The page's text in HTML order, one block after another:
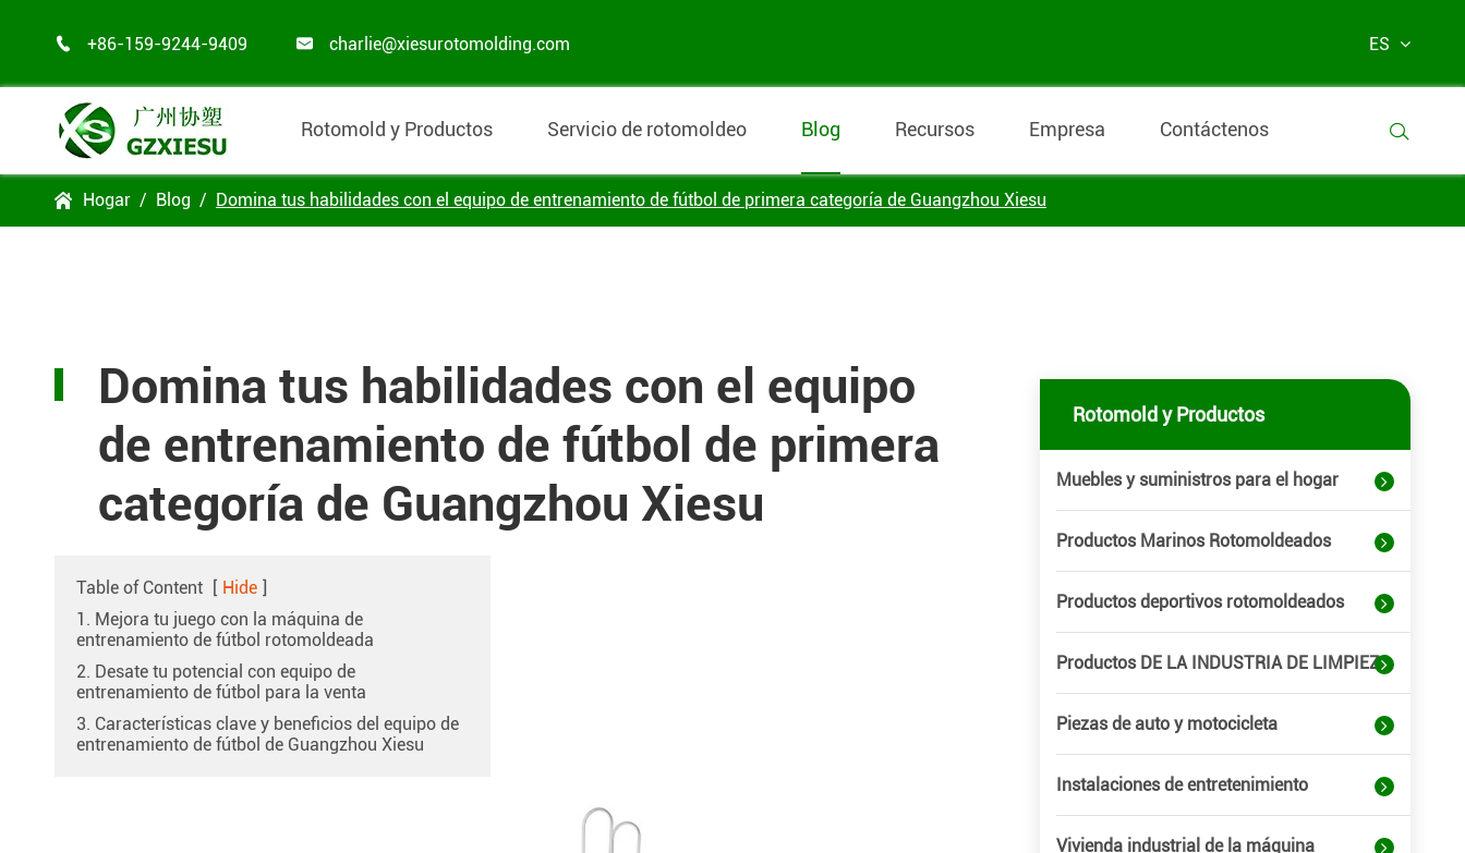
 +86-159-9244-9409  charlie@xiesurotomolding.com ES
Rotomold y Productos Servicio de rotomoldeo Blog Recursos Empresa Contáctenos 
 Hogar Blog Domina tus habilidades con el equipo de entrenamiento de fútbol de primera categoría de Guangzhou Xiesu
Domina tus habilidades con el equipo
de entrenamiento de fútbol de primera
categoría de Guangzhou Xiesu
Table of Content [ Hide ]
1. Mejora tu juego con la máquina de
entrenamiento de fútbol rotomoldeada
2. Desate tu potencial con equipo de
entrenamiento de fútbol para la venta
3. Características clave y beneficios del equipo de
entrenamiento de fútbol de Guangzhou Xiesu
Rotomold y Productos
Muebles y suministros para el hogar
Productos Marinos Rotomoldeados
Productos deportivos rotomoldeados
Productos DE LA INDUSTRIA DE LIMPIEZA
Piezas de auto y motocicleta
Instalaciones de entretenimiento
Vivienda industrial de la máquina